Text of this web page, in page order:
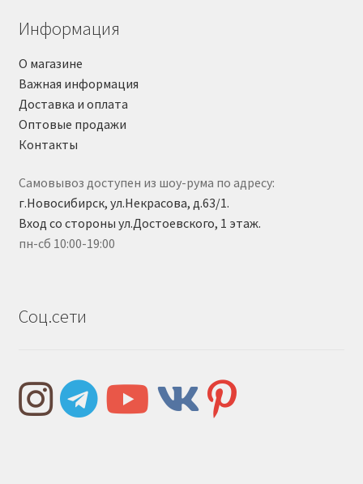
Информация
О магазине
Важная информация
Доставка и оплата
Оптовые продажи
Контакты
Самовывоз доступен из шоу-рума по адресу:
г.Новосибирск, ул.Некрасова, д.63/1.
Вход со стороны ул.Достоевского, 1 этаж.
пн-сб 10:00-19:00
Соц.сети